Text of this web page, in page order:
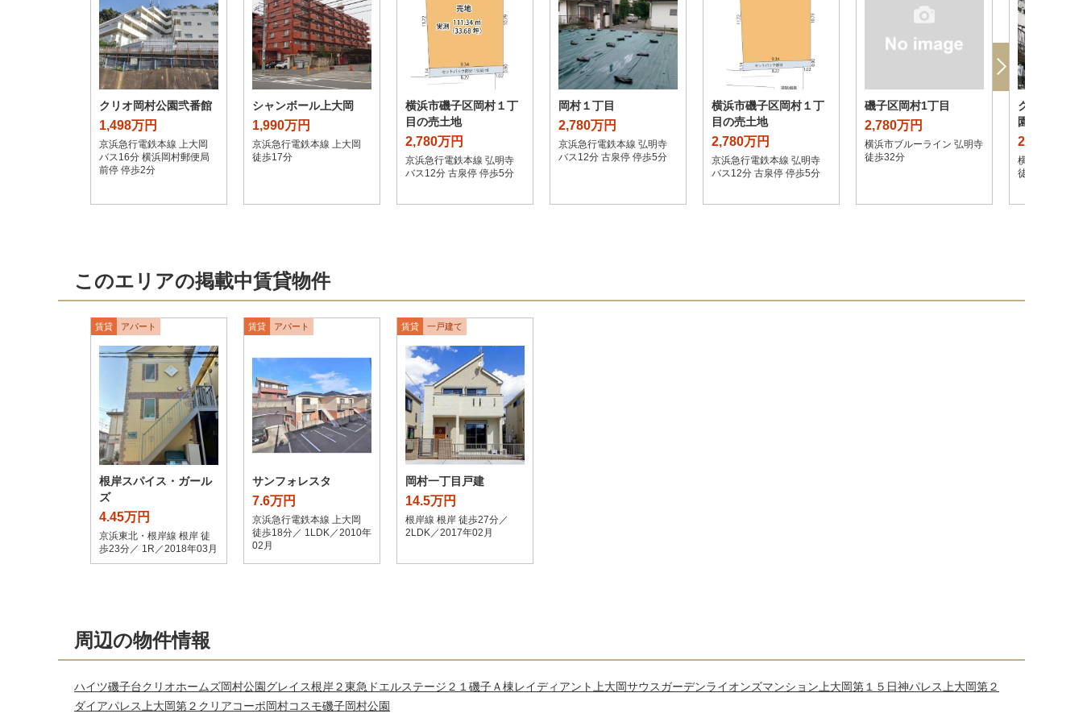
クリオ岡村公園弐番館
1,498万円
京浜急行電鉄本線 上大岡
バス16分 横浜岡村郵便局
前停 停歩2分
シャンボール上大岡
1,990万円
京浜急行電鉄本線 上大岡
徒歩17分
横浜市磯子区岡村１丁
目の売土地
2,780万円
京浜急行電鉄本線 弘明寺
バス12分 古泉停 停歩5分
岡村１丁目
2,780万円
京浜急行電鉄本線 弘明寺
バス12分 古泉停 停歩5分
横浜市磯子区岡村１丁
目の売土地
2,780万円
京浜急行電鉄本線 弘明寺
バス12分 古泉停 停歩5分
磯子区岡村1丁目
2,780万円
横浜市ブルーライン 弘明寺
徒歩32分
クリオホー
園
2,980万円
横浜市ブルー
徒歩19分
このエリアの掲載中賃貸物件
賃貸 アパート
根岸スパイス・ガール
ズ
4.45万円
京浜東北・根岸線 根岸 徒
歩23分／ 1R／2018年03月
賃貸 アパート
サンフォレスタ
7.6万円
京浜急行電鉄本線 上大岡
徒歩18分／ 1LDK／2010年
02月
賃貸 一戸建て
岡村一丁目戸建
14.5万円
根岸線 根岸 徒歩27分／
2LDK／2017年02月
周辺の物件情報
ハイツ磯子台クリオホームズ岡村公園グレイス根岸２東急ドエルステージ２１磯子Ａ棟レイディアント上大岡サウスガーデンライオンズマンション上大岡第１５ 日神パレス上大岡第２
ダイアパレス上大岡第２ クリアコーポ岡村コスモ磯子岡村公園